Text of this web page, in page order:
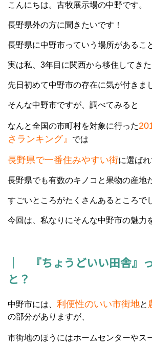
こんにちは。古牧展示場の中野です。
長野県外の方に聞きたいです！
長野県に中野市っていう場所があるこ
実は私、3年目に関西から移住してき
先日初めて中野市の存在に気が付きま
そんな中野市ですが、調べてみると
なんと全国の市町村を対象に行った
さランキング』
では
長野県で一番住みやすい街に選ばれ
長野県でも有数のキノコと果物の産地
すごいところがたくさんあるところで
今回は、私なりにそんな中野市の魅力
｜ 『ちょうどいい田舎』
と？
中野市には、 利便性のいい市街地と
の部分がありますが、
市街地のほうにはホームセンターやス